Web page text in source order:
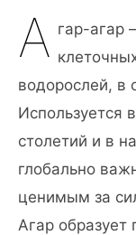
А гар-агар
водорослей, в
Используется
столетий и в
глобально
ценимым за
Агар образует